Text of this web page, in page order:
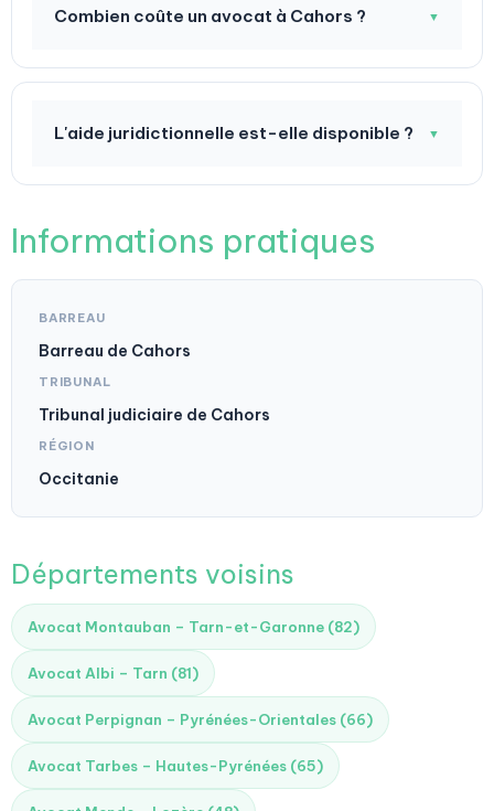
Combien coûte un avocat à Cahors ? ▼
L'aide juridictionnelle est-elle disponible ? ▼
Informations pratiques
BARREAU
Barreau de Cahors
TRIBUNAL
Tribunal judiciaire de Cahors
RÉGION
Occitanie
Départements voisins
Avocat Montauban – Tarn-et-Garonne (82)
Avocat Albi – Tarn (81)
Avocat Perpignan – Pyrénées-Orientales (66)
Avocat Tarbes – Hautes-Pyrénées (65)